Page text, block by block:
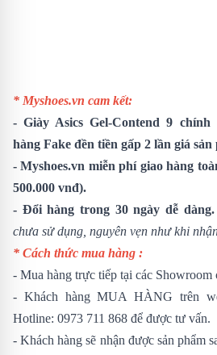
* Myshoes.vn cam kết:
-Giày Asics Gel-Contend 9 chính
hàng Fake đền tiền gấp 2 lần giá sản
- Myshoes.vn miễn phí giao hàng
500.000 vnđ).
- Đổi hàng trong 30 ngày dễ
chưa sử dụng, nguyên vẹn như khi
* Cách thức mua hàng :
- Mua hàng trực tiếp tại các Showroom
- Khách hàng MUA HÀNG trên
Hotline: 0973 711 868 để được tư vấn.
- Khách hàng sẽ nhận được sản phẩm